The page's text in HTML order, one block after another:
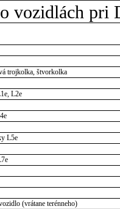
vozidlách pri
trojkolka, štvorkolka
L2e
L5e
(vrátane terénneho)